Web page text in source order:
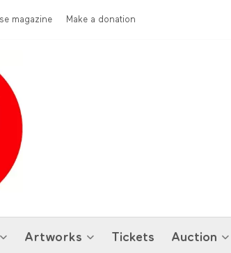
magazine Make a donation
Artworks Tickets Auction